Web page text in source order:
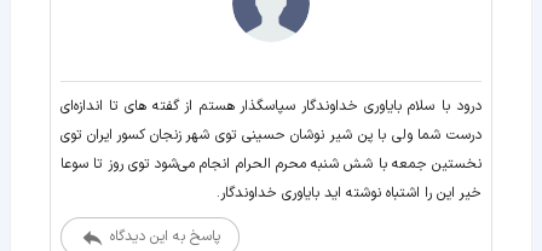
درود با سلام بایاوری خداوندگار سپاسگذار هستم از گفته های تا اندازه‌ای
درست شما ولی با پن شیر نوشان حسینی توی شهر زنجان کسور ایران توی
نخستین جمعه با شش شنبه محرم الحرام انجام می‌شود توی روز تا سوعا
خیر این را اشتباه نوشته اید بایاوری خداوندگار.
پاسخ به این دیدگاه